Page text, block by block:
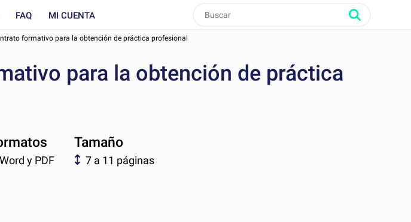
FAQ MI CUENTA
formativo para la obtención de práctica profesional
para la obtención de práctica
Word y PDF
Tamaño
7 a 11 páginas